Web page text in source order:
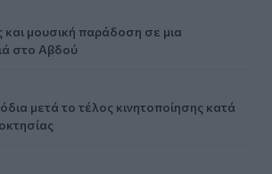
και μουσική παράδοση σε μια
στο Αβδού
μετά το τέλος κινητοποίησης κατά